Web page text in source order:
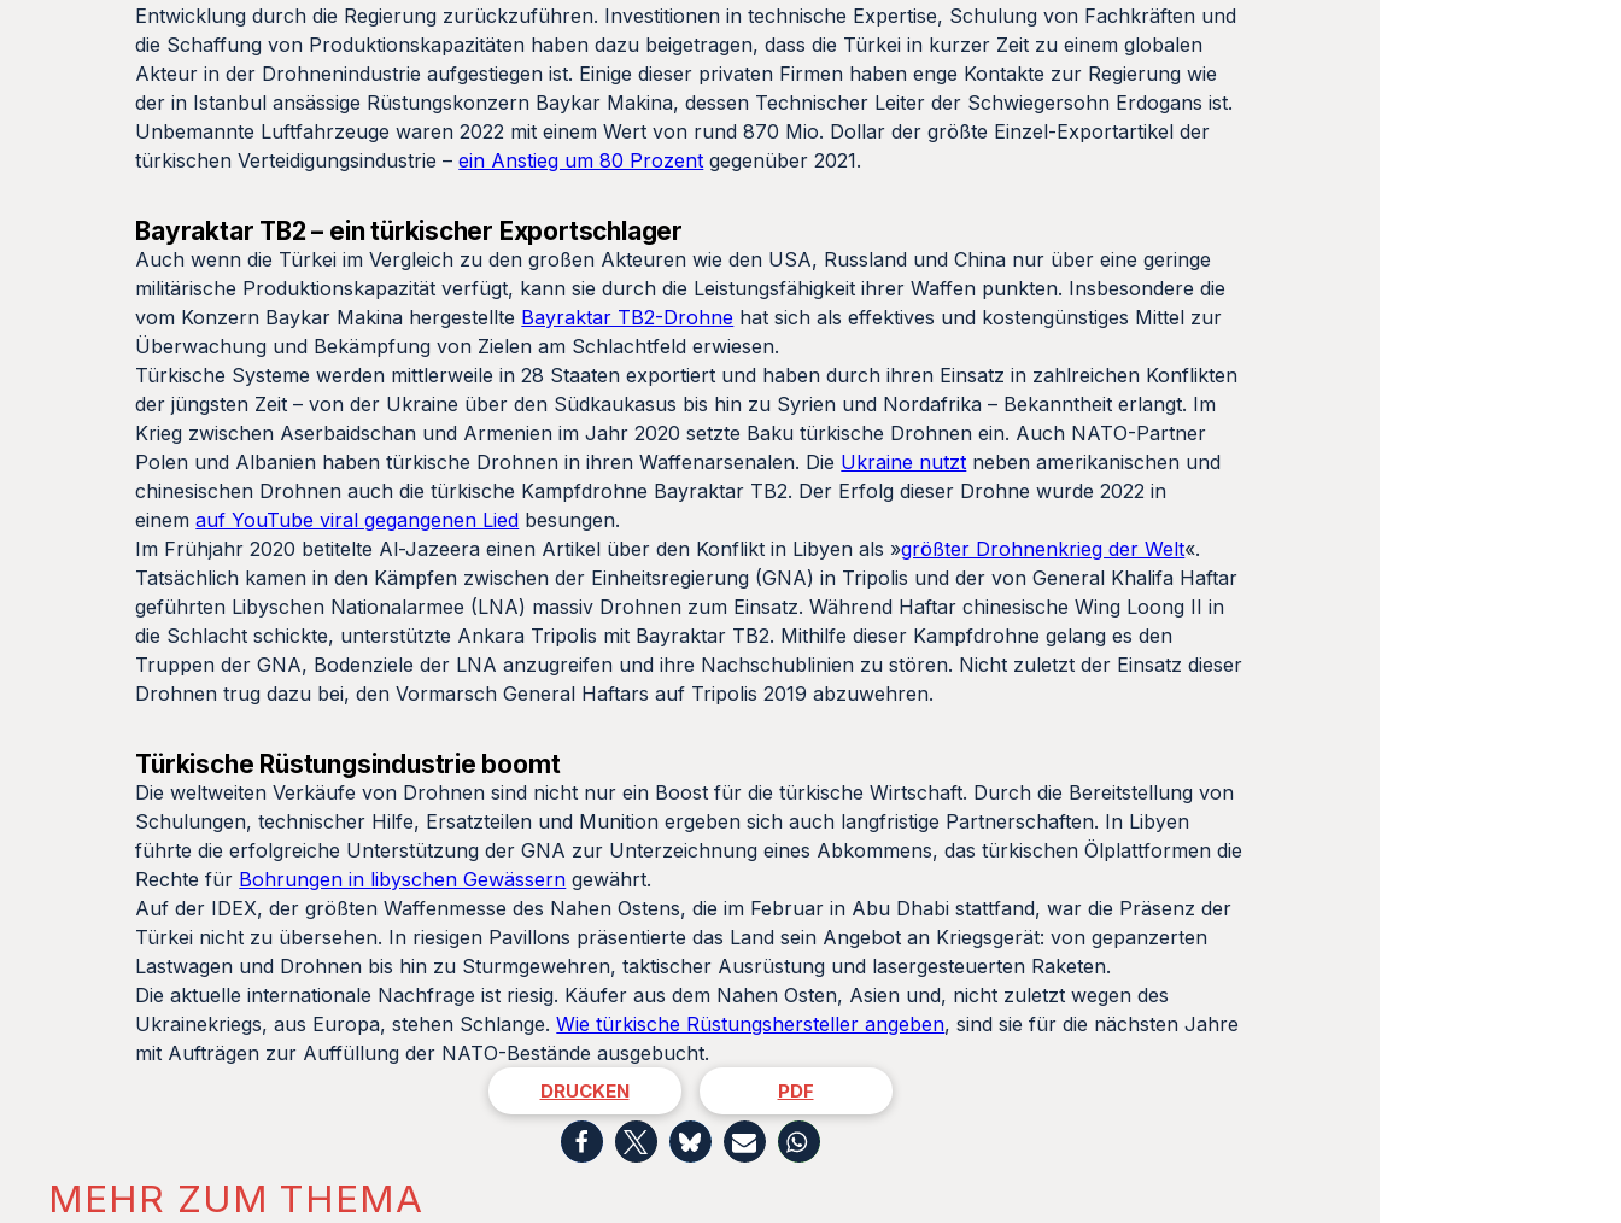
Entwicklung durch die Regierung zurückzuführen. Investitionen in technische Expertise, Schulung von Fachkräften und
die Schaffung von Produktionskapazitäten haben dazu beigetragen, dass die Türkei in kurzer Zeit zu einem globalen
Akteur in der Drohnenindustrie aufgestiegen ist. Einige dieser privaten Firmen haben enge Kontakte zur Regierung wie
der in Istanbul ansässige Rüstungskonzern Baykar Makina, dessen Technischer Leiter der Schwiegersohn Erdogans ist.
Unbemannte Luftfahrzeuge waren 2022 mit einem Wert von rund 870 Mio. Dollar der größte Einzel-Exportartikel der
türkischen Verteidigungsindustrie –ein Anstieg um 80 Prozent gegenüber 2021.
Bayraktar TB2 – ein türkischer Exportschlager
Auch wenn die Türkei im Vergleich zu den großen Akteuren wie den USA, Russland und China nur über eine geringe
militärische Produktionskapazität verfügt, kann sie durch die Leistungsfähigkeit ihrer Waffen punkten. Insbesondere die
vom Konzern Baykar Makina hergestellte Bayraktar TB2-Drohne hat sich als effektives und kostengünstiges Mittel zur
Überwachung und Bekämpfung von Zielen am Schlachtfeld erwiesen.
Türkische Systeme werden mittlerweile in 28 Staaten exportiert und haben durch ihren Einsatz in zahlreichen Konflikten
der jüngsten Zeit – von der Ukraine über den Südkaukasus bis hin zu Syrien und Nordafrika – Bekanntheit erlangt. Im
Krieg zwischen Aserbaidschan und Armenien im Jahr 2020 setzte Baku türkische Drohnen ein. Auch NATO-Partner
Polen und Albanien haben türkische Drohnen in ihren Waffenarsenalen. Die Ukraine nutzt neben amerikanischen und
chinesischen Drohnen auch die türkische Kampfdrohne Bayraktar TB2. Der Erfolg dieser Drohne wurde 2022 in
einemauf YouTube viral gegangenen Lied besungen.
Im Frühjahr 2020 betitelte Al-Jazeera einen Artikel über den Konflikt in Libyen als »größter Drohnenkrieg der Welt«.
Tatsächlich kamen in den Kämpfen zwischen der Einheitsregierung (GNA) in Tripolis und der von General Khalifa Haftar
geführten Libyschen Nationalarmee (LNA) massiv Drohnen zum Einsatz. Während Haftar chinesische Wing Loong II in
die Schlacht schickte, unterstützte Ankara Tripolis mit Bayraktar TB2. Mithilfe dieser Kampfdrohne gelang es den
Truppen der GNA, Bodenziele der LNA anzugreifen und ihre Nachschublinien zu stören. Nicht zuletzt der Einsatz dieser
Drohnen trug dazu bei, den Vormarsch General Haftars auf Tripolis 2019 abzuwehren.
Türkische Rüstungsindustrie boomt
Die weltweiten Verkäufe von Drohnen sind nicht nur ein Boost für die türkische Wirtschaft. Durch die Bereitstellung von
Schulungen, technischer Hilfe, Ersatzteilen und Munition ergeben sich auch langfristige Partnerschaften. In Libyen
führte die erfolgreiche Unterstützung der GNA zur Unterzeichnung eines Abkommens, das türkischen Ölplattformen die
Rechte für Bohrungen in libyschen Gewässern gewährt.
Auf der IDEX, der größten Waffenmesse des Nahen Ostens, die im Februar in Abu Dhabi stattfand, war die Präsenz der
Türkei nicht zu übersehen. In riesigen Pavillons präsentierte das Land sein Angebot an Kriegsgerät: von gepanzerten
Lastwagen und Drohnen bis hin zu Sturmgewehren, taktischer Ausrüstung und lasergesteuerten Raketen.
Die aktuelle internationale Nachfrage ist riesig. Käufer aus dem Nahen Osten, Asien und, nicht zuletzt wegen des
Ukrainekriegs, aus Europa, stehen Schlange.Wie türkische Rüstungshersteller angeben, sind sie für die nächsten Jahre
mit Aufträgen zur Auffüllung der NATO-Bestände ausgebucht.
DRUCKEN PDF
MEHR ZUM THEMA